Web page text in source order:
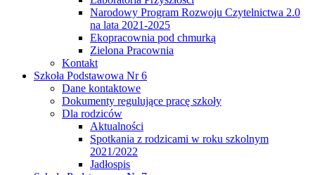
Narodowy Program Rozwoju Czytelnictwa 2.0
na lata 2021-2025
Ekopracownia pod chmurką
Zielona Pracownia
Kontakt
Szkoła Podstawowa Nr 6
Dane kontaktowe
Dokumenty regulujące pracę szkoły
Dla rodziców
Aktualności
Spotkania z rodzicami w roku szkolnym
2021/2022
Jadłospis